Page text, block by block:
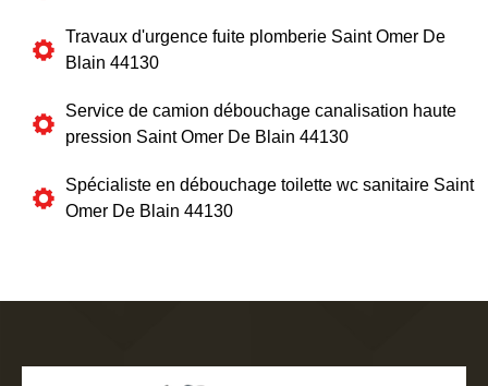
Travaux d'urgence fuite plomberie Saint Omer De
Blain 44130
Service de camion débouchage canalisation haute
pression Saint Omer De Blain 44130
Spécialiste en débouchage toilette wc sanitaire Saint
Omer De Blain 44130